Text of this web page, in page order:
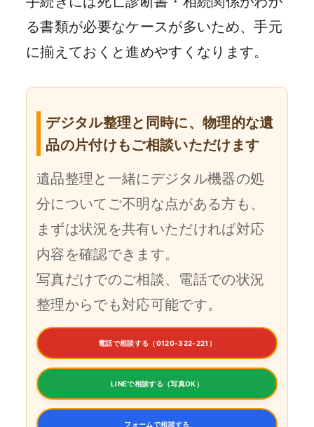
る書類が必要なケースが多いため、手元
に揃えておくと進めやすくなります。
デジタル整理と同時に、物理的な遺
品の片付けもご相談いただけます
遺品整理と一緒にデジタル機器の処
分についてご不明な点がある方も、
まずは状況を共有いただければ対応
内容を確認できます。
写真だけでのご相談、電話での状況
整理からでも対応可能です。
電話で相談する（0120-322-221）
LINEで相談する（写真OK）
フォームで相談する